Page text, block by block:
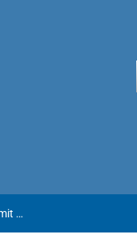
Steuerfreistellung des Gewinns aus der Veräußerung eines mit einem "Gartenhaus" bebauten Grundstücks